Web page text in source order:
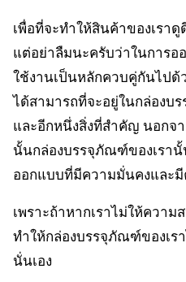
เพื่อที่จะทำให้สินค้าของเรา
แต่อย่าลืมนะครับว่าในการอ
ใช้งานเป็นหลักควบคู่กันไปด้
ได้สามารถที่จะอยู่ในกล่องบ
และอีกหนึ่งสิ่งที่สำคัญ นอกจ
นั้นกล่องบรรจุภัณฑ์ของเรานั้
ออกแบบที่มีความมั่นคงและ
เพราะถ้าหากเราไม่ให้ความ
ทำให้กล่องบรรจุภัณฑ์ของเร
นั่นเอง